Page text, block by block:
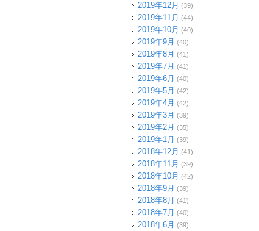
2019年12月 (39)
2019年11月 (44)
2019年10月 (40)
2019年9月 (40)
2019年8月 (41)
2019年7月 (41)
2019年6月 (40)
2019年5月 (42)
2019年4月 (42)
2019年3月 (39)
2019年2月 (35)
2019年1月 (39)
2018年12月 (41)
2018年11月 (39)
2018年10月 (42)
2018年9月 (39)
2018年8月 (41)
2018年7月 (40)
2018年6月 (39)